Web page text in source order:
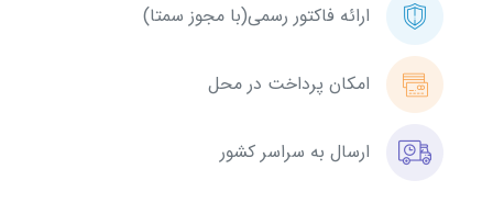
ارائه فاکتور رسمی(با مجوز سمتا)
امکان پرداخت در محل
ارسال به سراسر کشور